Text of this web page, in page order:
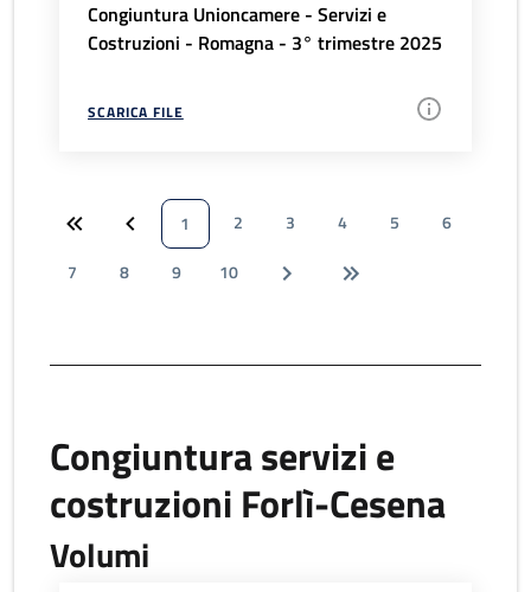
Congiuntura Unioncamere - Servizi e
Costruzioni - Romagna - 3° trimestre 2025
SCARICA FILE
1 2 3 4 5
6
7
8 9 10
Congiuntura servizi e
costruzioni Forlì-Cesena
Volumi